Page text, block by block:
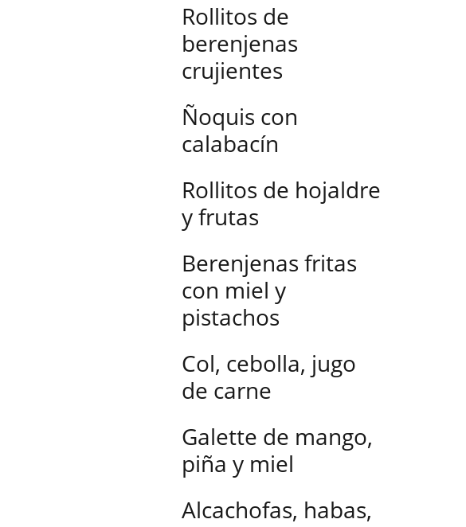
Rollitos de
berenjenas
crujientes
Ñoquis con
calabacín
Rollitos de hojaldre
y frutas
Berenjenas fritas
con miel y
pistachos
Col, cebolla, jugo
de carne
Galette de mango,
piña y miel
Alcachofas, habas,